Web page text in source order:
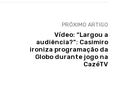
PRÓXIMO ARTIGO
Vídeo: “Largou a
audiência?”: Casimiro
ironiza programação da
Globo durante jogo na
CazéTV